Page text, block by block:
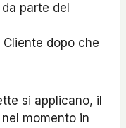
parte del
dopo che
si applicano, il
momento in